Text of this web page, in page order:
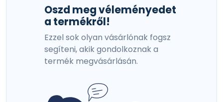
Oszd meg véleményedet
a termékről!
Ezzel sok olyan vásárlónak fogsz
segíteni, akik gondolkoznak a
termék megvásárlásán.